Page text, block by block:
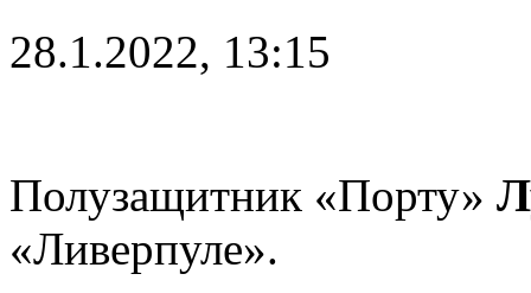
28.1.2022, 13:15
Полузащитник «Порту»
«Ливерпуле».